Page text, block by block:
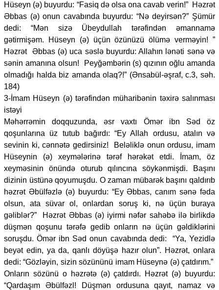
Hüseyn (ə) buyurdu: “Fasiq də olsa ona cavab verin!” Həzrət
Əbbas (ə) onun cavabında buyurdu: “Nə deyirsən?” Şümür
dedi: “Mən sizə Übeydullah tərəfindən əmannamə
gətirmişəm. Hüseyn (ə) üçün özünüzü ölümə verməyin! ”
Həzrət Əbbas (ə) uca səslə buyurdu: Allahın lənəti sənə və
sənin amanına olsun! Peyğəmbərin (s) qızının oğlu amanda
olmadığı halda biz amanda olaq?!” (Ənsabül-əşraf, c.3, səh.
184)
3-İmam Hüseyn (ə) tərəfindən müharibənin təxirə salınması
istəyi
Məhərrəmin doqquzunda, əsr vaxtı Ömər ibn Səd öz
qoşunlarına üz tutub bağırdı: “Ey Allah ordusu, atalın və
sevinin ki, cənnətə gedirsiniz! Beləliklə onun ordusu, imam
Hüseynin (ə) xeymələrinə tərəf hərəkət etdi. İmam, öz
xeyməsinin önündə oturub qılıncına söykənmişdi. Başını
dizinin üstünə qoyumuşdu. O zaman mübarək başını qaldırıb
həzrət Əbülfəzlə (ə) buyurdu: “Ey Əbbas, canım sənə fəda
olsun, ata süvar ol, onlardan soruş ki, nə üçün buraya
gəliblər?” Həzrət Əbbas (ə) iyirmi nəfər sahəbə ilə birlikdə
düşmən qoşunu tərəfə gedib onların nə üçün gəldiklərini
soruşdu. Ömər ibn Səd onun cavabında dedi: “Ya, Yezidlə
beyət edin, ya da, qanlı döyüşə hazır olun”. Həzrət, onlara
dedi: “Gözləyin, sizin sözününü imam Hüseynə (ə) çatdırım.”
Onların sözünü o həzrətə (ə) çatdırdı. Həzrət (ə) buyurdu:
“Qardaşım Əbülfəzl! Düşmən ordusuna qayıt, namaz və